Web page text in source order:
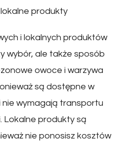
produkty
i lokalnych produktów
wybór, ale także sposób
owoce i warzywa
są dostępne w
nie wymagają transportu
Lokalne produkty są
nie ponosisz kosztów